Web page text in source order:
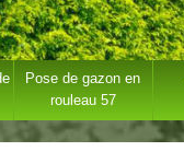
Pose de gazon en
rouleau 57